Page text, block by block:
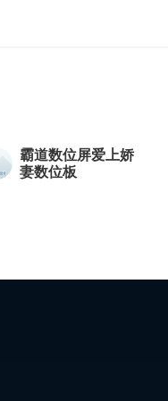
霸道数位屏爱上娇
妻数位板